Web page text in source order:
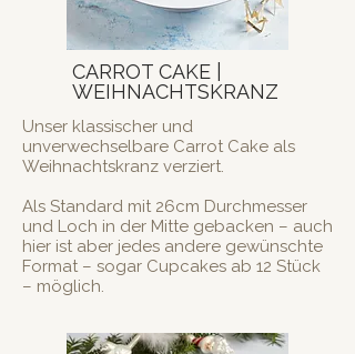
CARROT CAKE |
WEIHNACHTSKRANZ
Unser klassischer und
unverwechselbare Carrot Cake als
Weihnachtskranz verziert.
Als Standard mit 26cm Durchmesser
und Loch in der Mitte gebacken – auch
hier ist aber jedes andere gewünschte
Format – sogar Cupcakes ab 12 Stück
– möglich.